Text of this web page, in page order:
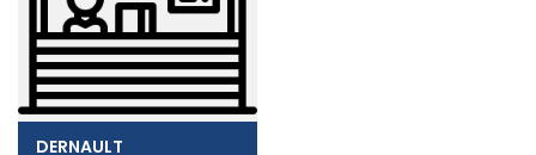
DERNAULT